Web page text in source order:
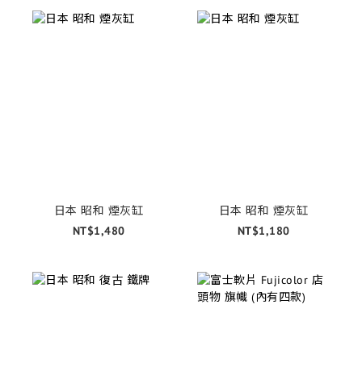
日本 昭和 煙灰缸
NT$1,480
日本 昭和 煙灰缸
NT$1,180